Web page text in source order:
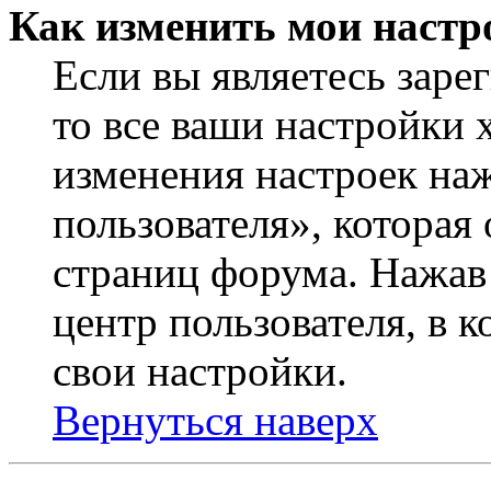
Как изменить мои
Если вы являетесь
то все ваши настройки
изменения настроек
пользователя»,
страниц форума.
центр пользователя, в
свои настройки.
Вернуться наверх